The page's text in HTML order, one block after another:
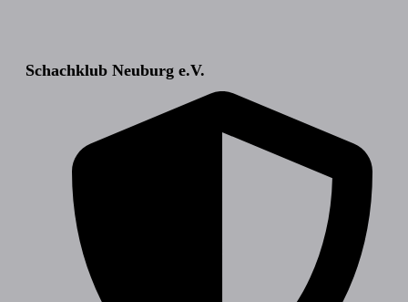
Schachklub Neuburg e.V.